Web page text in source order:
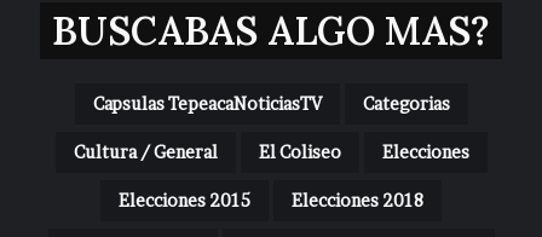
BUSCABAS ALGO MAS?
Capsulas TepeacaNoticiasTV Categorias
Cultura / General El Coliseo Elecciones
Elecciones 2015 Elecciones 2018